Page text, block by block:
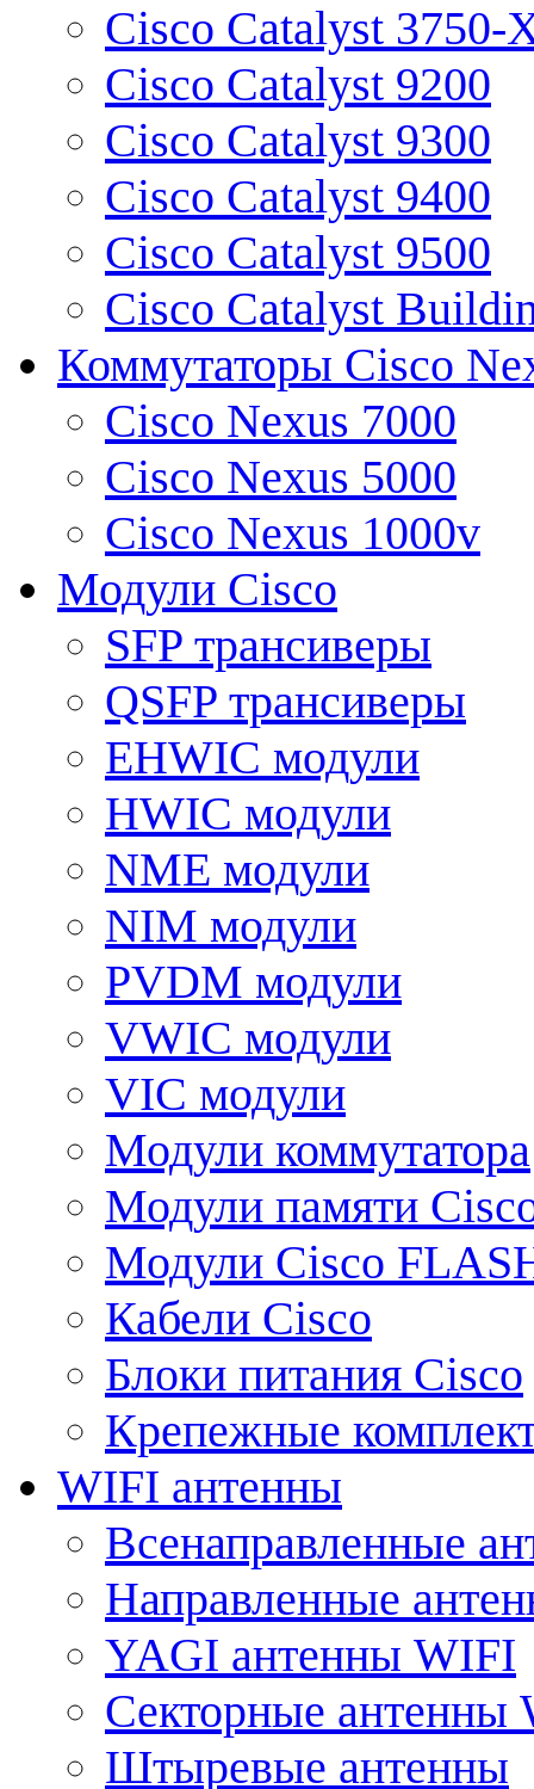
Cisco Catalyst 3750-
Cisco Catalyst 9200
Cisco Catalyst 9300
Cisco Catalyst 9400
Cisco Catalyst 9500
Cisco Catalyst
Коммутаторы Cisco
Cisco Nexus 7000
Cisco Nexus 5000
Cisco Nexus 1000v
Модули Cisco
SFP трансиверы
QSFP трансиверы
EHWIC модули
HWIC модули
NME модули
NIM модули
PVDM модули
VWIC модули
VIC модули
Модули коммутатора
Модули памяти
Модули Cisco
Кабели Cisco
Блоки питания Cisco
Крепежные
WIFI антенны
Всенаправленные
Направленные
YAGI антенны WIFI
Секторные антенны
Штыревые антенны